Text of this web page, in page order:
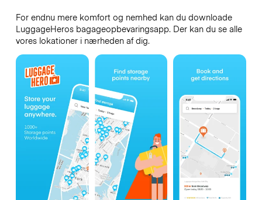
For endnu mere komfort og nemhed kan du downloade
LuggageHeros bagageopbevaringsapp. Der kan du se alle
vores lokationer i nærheden af dig.